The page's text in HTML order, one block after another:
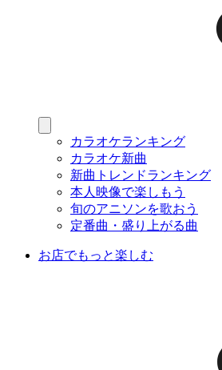
カラオケランキング
カラオケ新曲
新曲トレンドランキング
本人映像で楽しもう
旬のアニソンを歌おう
定番曲・盛り上がる曲
お店でもっと楽しむ